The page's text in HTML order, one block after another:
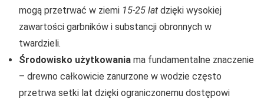
mogą przetrwać w ziemi 15-25 lat dzięki wysokiej
zawartości garbników i substancji obronnych w
twardzieli.
Środowisko użytkowania ma fundamentalne znaczenie
– drewno całkowicie zanurzone w wodzie często
przetrwa setki lat dzięki ograniczonemu dostępowi